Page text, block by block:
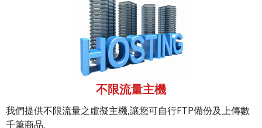
不限流量主機
我們提供不限流量之虛擬主機,讓您可自行FTP備份及上傳數
千筆商品.